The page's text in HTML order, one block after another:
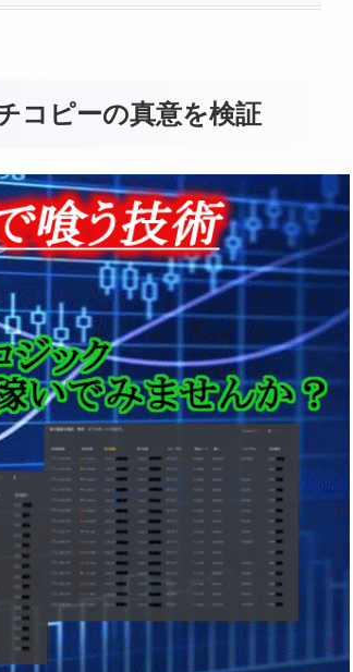
コピーの真意を検証